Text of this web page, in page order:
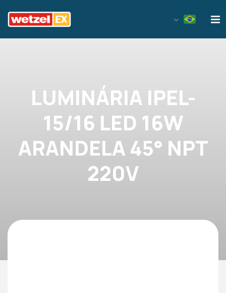
LUMINÁRIA IPEL-
15/16 LED 16W
ARANDELA 45° NPT
220V